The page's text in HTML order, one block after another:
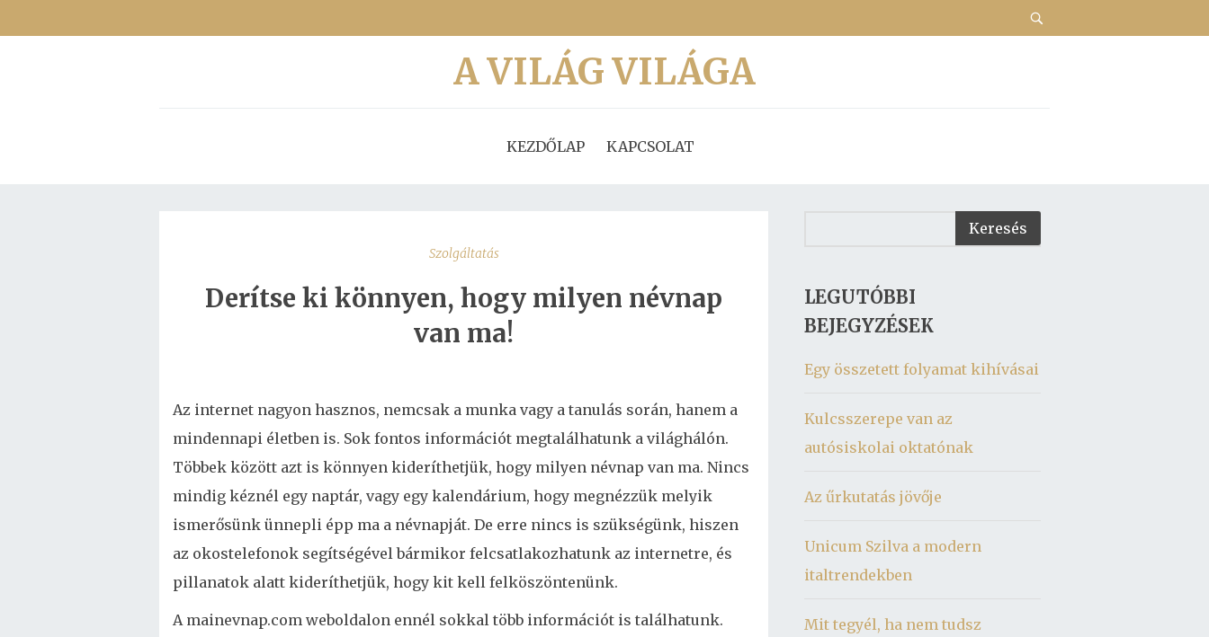
A VILÁG VILÁGA
KEZDŐLAP KAPCSOLAT
Szolgáltatás
Derítse ki könnyen, hogy milyen névnap
van ma!
Az internet nagyon hasznos, nemcsak a munka vagy a tanulás során, hanem a
mindennapi életben is. Sok fontos információt megtalálhatunk a világhálón.
Többek között azt is könnyen kideríthetjük, hogy milyen névnap van ma. Nincs
mindig kéznél egy naptár, vagy egy kalendárium, hogy megnézzük melyik
ismerősünk ünnepli épp ma a névnapját. De erre nincs is szükségünk, hiszen
az okostelefonok segítségével bármikor felcsatlakozhatunk az internetre, és
pillanatok alatt kideríthetjük, hogy kit kell felköszöntenünk.
A mainevnap.com weboldalon ennél sokkal több információt is találhatunk.
LEGUTÓBBI
BEJEGYZÉSEK
Egy összetett folyamat kihívásai
Kulcsszerepe van az
autósiskolai oktatónak
Az űrkutatás jövője
Unicum Szilva a modern
italtrendekben
Mit tegyél, ha nem tudsz